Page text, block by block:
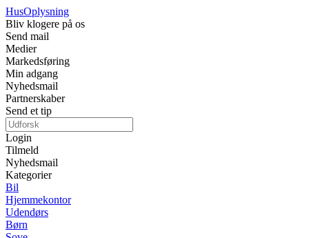
HusOplysning
Bliv klogere på os
Send mail
Medier
Markedsføring
Min adgang
Nyhedsmail
Partnerskaber
Send et tip
Login
Tilmeld
Nyhedsmail
Kategorier
Bil
Hjemmekontor
Udendørs
Børn